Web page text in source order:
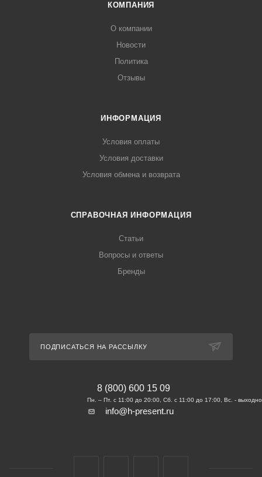
КОМПАНИЯ
О компании
Новости
Политика
Отзывы
ИНФОРМАЦИЯ
Условия оплаты
Условия доставки
Условия обмена и возврата
СПРАВОЧНАЯ ИНФОРМАЦИЯ
Статьи
Вопросы и ответы
Бренды
ПОДПИСАТЬСЯ НА РАССЫЛКУ
8 (800) 600 15 09
info@h-present.ru